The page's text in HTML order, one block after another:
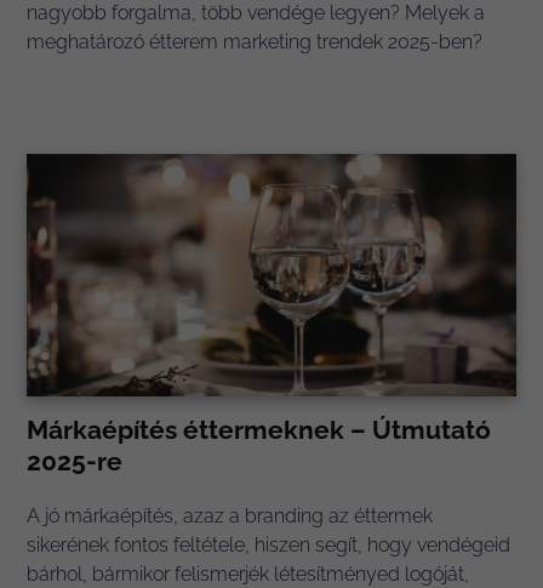
nagyobb forgalma, több vendége legyen? Melyek a
meghatározó étterem marketing trendek 2025-ben?
Márkaépítés éttermeknek – Útmutató
2025-re
A jó márkaépítés, azaz a branding az éttermek
sikerének fontos feltétele, hiszen segít, hogy vendégeid
bárhol, bármikor felismerjék létesítményed logóját,